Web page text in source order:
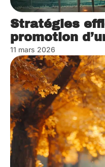
Stratégies
promotion
11 mars 2026